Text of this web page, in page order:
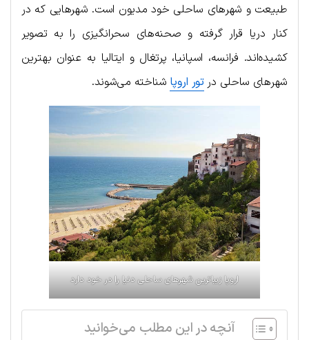
طبیعت و شهرهای ساحلی خود مدیون است. شهرهایی که در
کنار دریا قرار گرفته و صحنه‌های سحرانگیزی را به تصویر
کشیده‌اند. فرانسه، اسپانیا، پرتغال و ایتالیا به عنوان بهترین
شهرهای ساحلی درتور اروپا شناخته می‌‎شوند.
اروپا زیباترین شهرهای ساحلی دنیا را در خود دارد
آنچه در این مطلب می‌خوانید